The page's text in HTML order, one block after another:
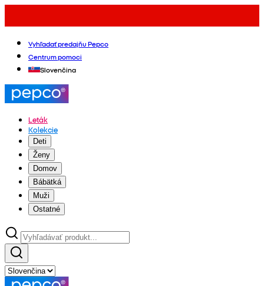
Vyhľadať predajňu Pepco
Centrum pomoci
Slovenčina
Leták
Kolekcie
Deti
Ženy
Domov
Bábätká
Muži
Ostatné